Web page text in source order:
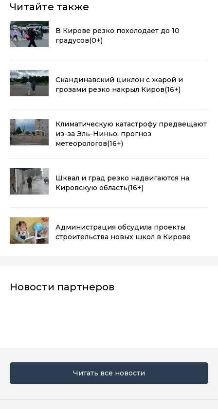
Читайте также
В Кирове резко похолодает до 10
градусов(0+)
Скандинавский циклон с жарой и
грозами резко накрыл Киров(16+)
Климатическую катастрофу предвещают
из-за Эль-Ниньо: прогноз
метеорологов(16+)
Шквал и град резко надвигаются на
Кировскую область(16+)
Администрация обсудила проекты
строительства новых школ в Кирове
Новости партнеров
Читать все новости